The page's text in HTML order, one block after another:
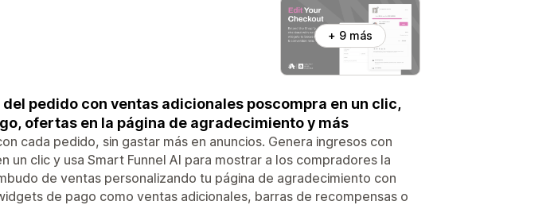
+ 9 más
pedido con ventas adicionales poscompra en un clic,
ofertas en la página de agradecimiento y más
cada pedido, sin gastar más en anuncios. Genera ingresos con
un clic y usa Smart Funnel AI para mostrar a los compradores la
de ventas personalizando tu página de agradecimiento con
de pago como ventas adicionales, barras de recompensas o